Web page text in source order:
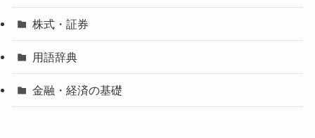
株式・証券
用語辞典
金融・経済の基礎